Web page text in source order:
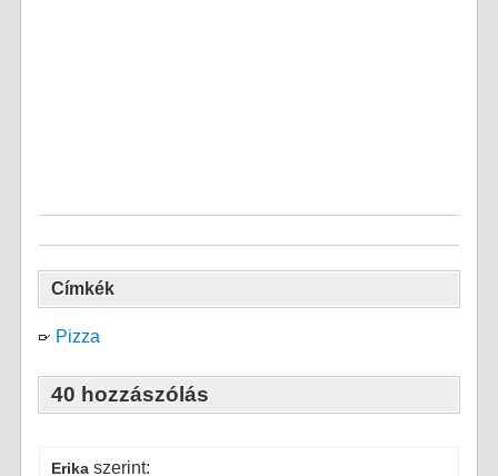
Címkék
Pizza
40 hozzászólás
Erika szerint: